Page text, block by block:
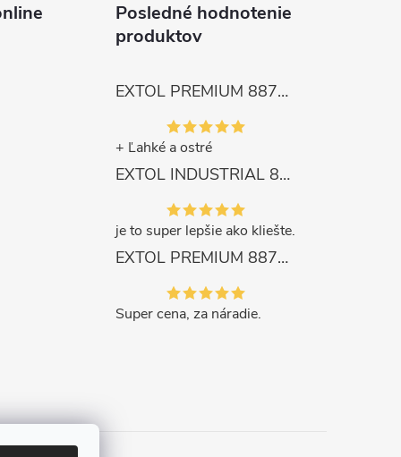
Posledné hodnotenie
produktov
EXTOL PREMIUM 8872105 Nožnice záhradnícke dlhé úzke, 200mm, max. prestrih Ø6mm
+ Ľahké a ostré
EXTOL INDUSTRIAL 8791861 Viazač armatúr aku Share20V, bez aku, drôt 0,8mm, oko 8-34mm, bezuhlíkový motor
je to super lepšie ako kliešte.
EXTOL PREMIUM 8871287 Sekera štiepacia 3500g, nylónová násada 910mm
Super cena, za náradie.